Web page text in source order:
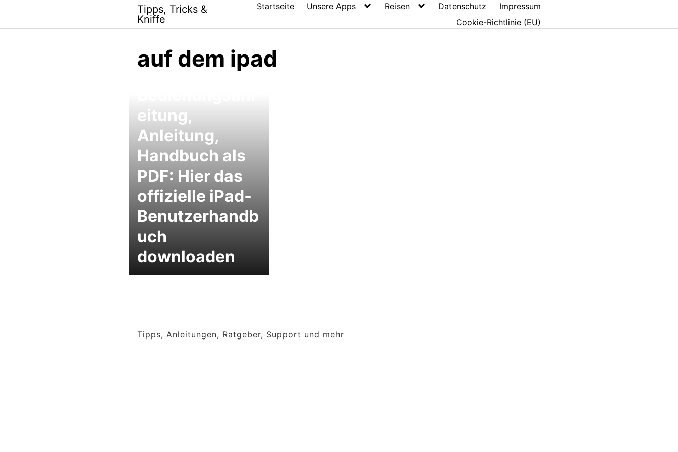
content
Tipps, Tricks &
Kniffe
Startseite Unsere Apps Reisen Datenschutz
Impressum
Cookie-Richtlinie (EU)
auf dem ipad
eitung,
Anleitung,
Handbuch als
PDF: Hier das
offizielle iPad-
Benutzerhandb
uch
downloaden
Tipps, Anleitungen, Ratgeber, Support und mehr